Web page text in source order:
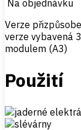
Na objednávku
Verze
verze vybavená
modulem (A3)
Použití